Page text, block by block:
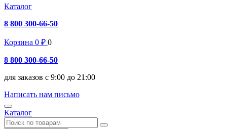
Каталог
8 800 300-66-50
Корзина 0 ₽ 0
8 800 300-66-50
для заказов с 9:00 до 21:00
Написать нам письмо
Каталог